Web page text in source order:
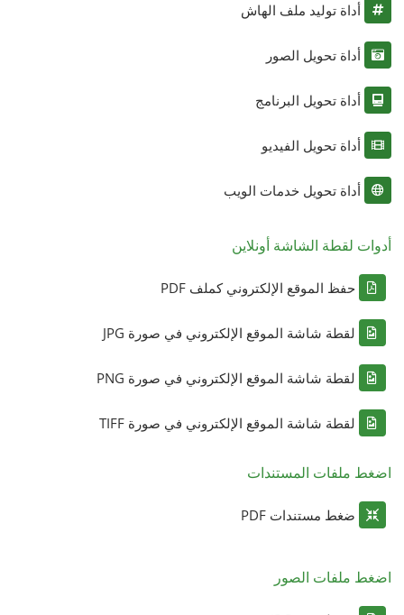
أداة توليد ملف الهاش
أداة تحويل الصور
أداة تحويل البرنامج
أداة تحويل الفيديو
أداة تحويل خدمات الويب
أدوات لقطة الشاشة أونلاين
حفظ الموقع الإلكتروني كملف PDF
لقطة شاشة الموقع الإلكتروني في صورة JPG
لقطة شاشة الموقع الإلكتروني في صورة PNG
لقطة شاشة الموقع الإلكتروني في صورة TIFF
اضغط ملفات المستندات
ضغط مستندات PDF
اضغط ملفات الصور